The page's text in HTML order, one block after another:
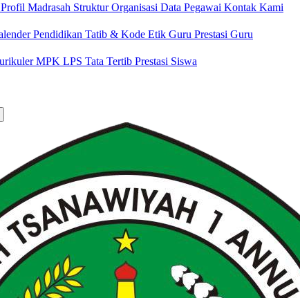
Profil Madrasah Struktur Organisasi Data Pegawai Kontak Kami
Pendidikan Tatib & Kode Etik Guru Prestasi Guru
MPK LPS Tata Tertib Prestasi Siswa